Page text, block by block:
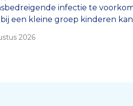
infectie te
bij een kleine groep kinderen
veroorzaken. Het
2026